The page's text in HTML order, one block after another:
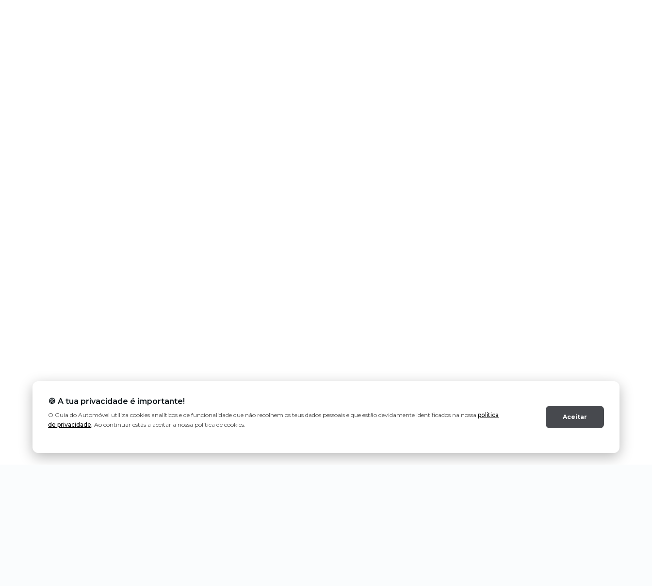
🍪 A tua privacidade é importante!
O Guia do Automóvel utiliza cookies analíticos e de funcionalidade que não recolhem os teus dados pessoais e que estão devidamente identificados na nossapolítica
de privacidade. Ao continuar estás a aceitar a nossa política de cookies.
Aceitar